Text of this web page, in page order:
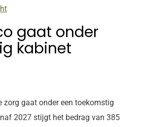
gaat onder
kabinet
zorg gaat onder een toekomstig
2027 stijgt het bedrag van 385